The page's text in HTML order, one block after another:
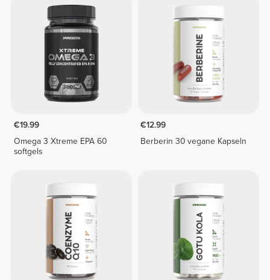
€19.99
Omega 3 Xtreme EPA 60
softgels
€12.99
Berberin 30 vegane Kapseln